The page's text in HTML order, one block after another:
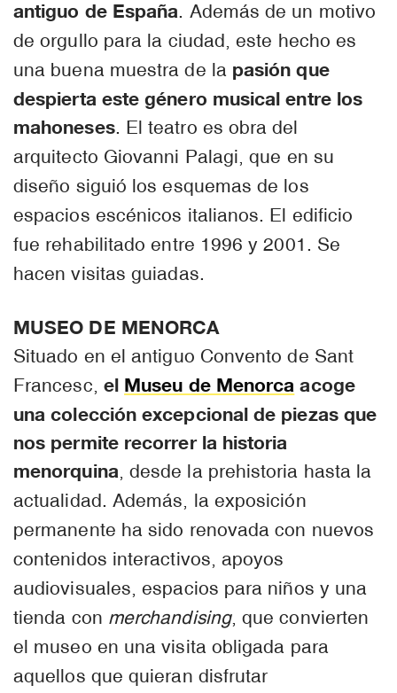
antiguo de España. Además de un motivo
de orgullo para la ciudad, este hecho es
una buena muestra de la pasión que
despierta este género musical entre los
mahoneses. El teatro es obra del
arquitecto Giovanni Palagi, que en su
diseño siguió los esquemas de los
espacios escénicos italianos. El edificio
fue rehabilitado entre 1996 y 2001. Se
hacen visitas guiadas.
MUSEO DE MENORCA
Situado en el antiguo Convento de Sant
Francesc, el Museu de Menorca acoge
una colección excepcional de piezas que
nos permite recorrer la historia
menorquina , desde la prehistoria hasta la
actualidad. Además, la exposición
permanente ha sido renovada con nuevos
contenidos interactivos, apoyos
audiovisuales, espacios para niños y una
tienda con merchandising, que convierten
el museo en una visita obligada para
aquellos que quieran disfrutar